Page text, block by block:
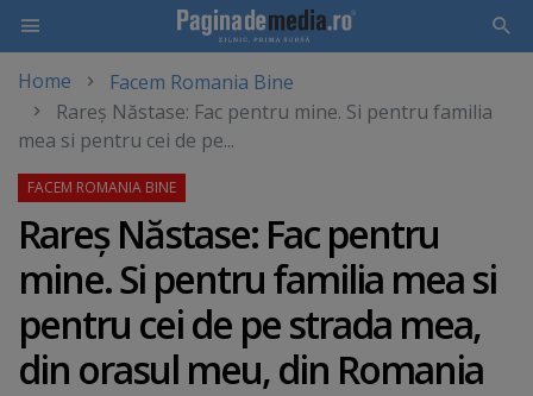
main
content
Home
Facem Romania Bine
Rareş Năstase: Fac pentru mine. Si pentru familia
mea si pentru cei de pe...
Rareş Năstase: Fac pentru
mine. Si pentru familia mea si
pentru cei de pe strada mea,
din orasul meu, din Romania